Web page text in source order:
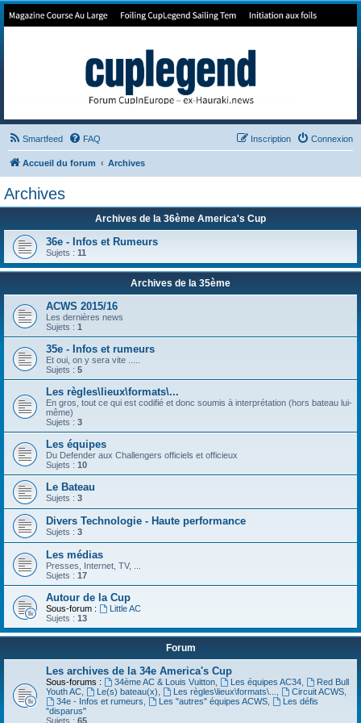
Forum de Cup In Europe
Smartfeed FAQ Connexion
Inscription
Accueil du forum Archives
Archives
Archives de la 36ème America's Cup
36e - Infos et Rumeurs
Sujets : 11
Archives de la 35ème
ACWS 2015/16
Les dernières news
Sujets : 1
35e - Infos et rumeurs
Et oui, on y sera vite .....
Sujets : 5
Les règles\lieux\formats\...
En gros, tout ce qui est codifié et donc soumis à interprétation (hors bateau lui-
même)
Sujets : 3
Les équipes
Du Defender aux Challengers officiels et officieux
Sujets : 10
Le Bateau
Sujets : 3
Divers Technologie - Haute performance
Sujets : 3
Les médias
Presses, Internet, TV, ...
Sujets : 17
Autour de la Cup
Sous-forum :
Little AC
Sujets : 13
Forum
Les archives de la 34e America's Cup
Sous-forums : 34ème AC & Louis Vuitton, Les équipes AC34,
Red Bull
Youth AC, Le(s) bateau(x), Les règles\lieux\formats\..., Circuit ACWS,
34e - Infos et rumeurs, Les "autres" équipes ACWS,
Les défis
"disparus"
Sujets : 65